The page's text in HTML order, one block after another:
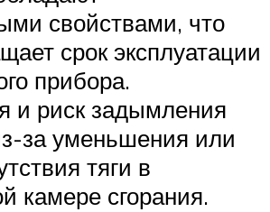
свойствами, что
срок эксплуатации
прибора.
и риск задымления
за уменьшения или
тяги в
камере сгорания.